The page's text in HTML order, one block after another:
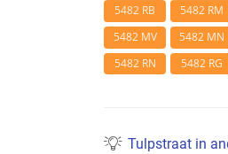
5482 RB 5482 RM
5482 MV
5482 MN
5482 RN
5482 RG
Tulpstraat in